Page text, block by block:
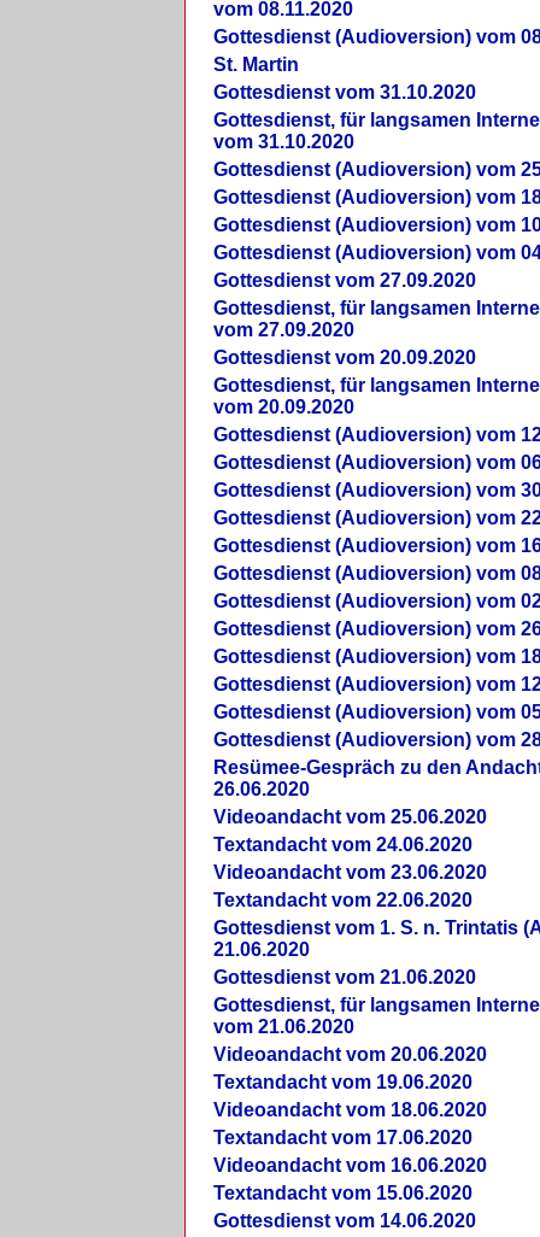
vom 08.11.2020
Gottesdienst (Audioversion) vom
St. Martin
Gottesdienst vom 31.10.2020
Gottesdienst, für langsamen
vom 31.10.2020
Gottesdienst (Audioversion) vom
Gottesdienst (Audioversion) vom
Gottesdienst (Audioversion) vom
Gottesdienst (Audioversion) vom
Gottesdienst vom 27.09.2020
Gottesdienst, für langsamen
vom 27.09.2020
Gottesdienst vom 20.09.2020
Gottesdienst, für langsamen
vom 20.09.2020
Gottesdienst (Audioversion) vom
Gottesdienst (Audioversion) vom
Gottesdienst (Audioversion) vom
Gottesdienst (Audioversion) vom
Gottesdienst (Audioversion) vom
Gottesdienst (Audioversion) vom
Gottesdienst (Audioversion) vom
Gottesdienst (Audioversion) vom
Gottesdienst (Audioversion) vom
Gottesdienst (Audioversion) vom
Gottesdienst (Audioversion) vom
Gottesdienst (Audioversion) vom
Re­sü­mee-Gespräch zu den
26.06.2020
Videoandacht vom 25.06.2020
Textandacht vom 24.06.2020
Videoandacht vom 23.06.2020
Textandacht vom 22.06.2020
Gottesdienst vom 1. S. n. Trintatis
21.06.2020
Gottesdienst vom 21.06.2020
Gottesdienst, für langsamen
vom 21.06.2020
Videoandacht vom 20.06.2020
Textandacht vom 19.06.2020
Videoandacht vom 18.06.2020
Textandacht vom 17.06.2020
Videoandacht vom 16.06.2020
Textandacht vom 15.06.2020
Gottesdienst vom 14.06.2020